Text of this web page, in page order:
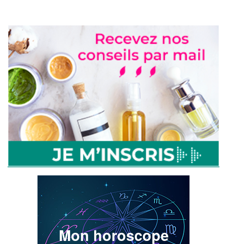
Mon horoscope